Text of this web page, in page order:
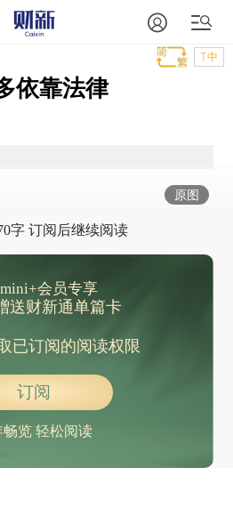
T中
依靠法律
原图
字 订阅后继续阅读
会员专享
送财新通单篇卡
已订阅的阅读权限
订阅
畅览 轻松阅读